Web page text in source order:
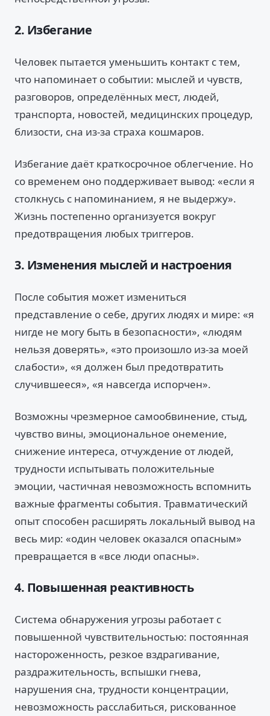
2. Избегание
Человек пытается уменьшить контакт с тем,
что напоминает о событии: мыслей и чувств,
разговоров, определённых мест, людей,
транспорта, новостей, медицинских процедур,
близости, сна из-за страха кошмаров.
Избегание даёт краткосрочное облегчение. Но
со временем оно поддерживает вывод: «если я
столкнусь с напоминанием, я не выдержу».
Жизнь постепенно организуется вокруг
предотвращения любых триггеров.
3. Изменения мыслей и настроения
После события может измениться
представление о себе, других людях и мире: «я
нигде не могу быть в безопасности», «людям
нельзя доверять», «это произошло из-за моей
слабости», «я должен был предотвратить
случившееся», «я навсегда испорчен».
Возможны чрезмерное самообвинение, стыд,
чувство вины, эмоциональное онемение,
снижение интереса, отчуждение от людей,
трудности испытывать положительные
эмоции, частичная невозможность вспомнить
важные фрагменты события. Травматический
опыт способен расширять локальный вывод на
весь мир: «один человек оказался опасным»
превращается в «все люди опасны».
4. Повышенная реактивность
Система обнаружения угрозы работает с
повышенной чувствительностью: постоянная
настороженность, резкое вздрагивание,
раздражительность, вспышки гнева,
нарушения сна, трудности концентрации,
невозможность расслабиться, рискованное